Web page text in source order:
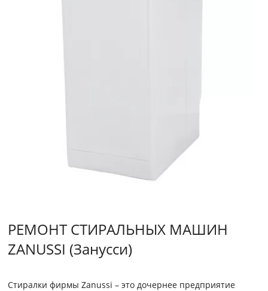
РЕМОНТ СТИРАЛЬНЫХ МАШИН
ZANUSSI (Занусси)
Стиралки фирмы Zanussi – это дочернее предприятие